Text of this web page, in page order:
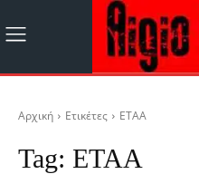
Αρχική Ετικέτες ΕΤΑΑ
Tag: ΕΤΑΑ